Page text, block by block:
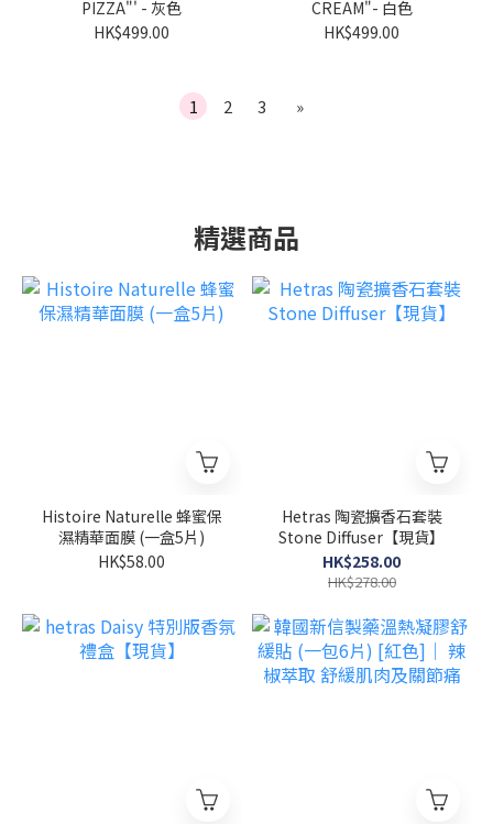
PIZZA"' - 灰色
HK$499.00
CREAM"- 白色
HK$499.00
1 2 3 »
精選商品
Histoire Naturelle 蜂蜜保
濕精華面膜 (一盒5片)
HK$58.00
Hetras 陶瓷擴香石套裝
Stone Diffuser【現貨】
HK$258.00
HK$278.00